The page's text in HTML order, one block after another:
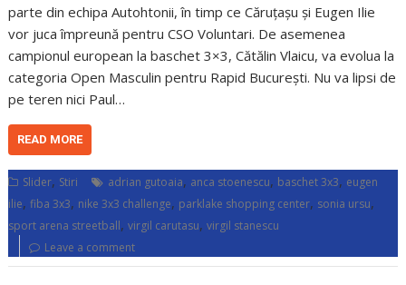
parte din echipa Autohtonii, în timp ce Căruțașu și Eugen Ilie
vor juca împreună pentru CSO Voluntari. De asemenea
campionul european la baschet 3×3, Cătălin Vlaicu, va evolua la
categoria Open Masculin pentru Rapid București. Nu va lipsi de
pe teren nici Paul…
READ MORE
Slider, Stiri adrian gutoaia, anca stoenescu, baschet 3x3, eugen
ilie,fiba 3x3, nike 3x3 challenge, parklake shopping center, sonia ursu,
sport arena streetball,virgil carutasu,virgil stanescu
Leave a comment